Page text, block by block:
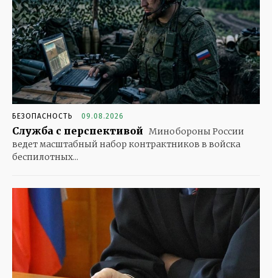
БЕЗОПАСНОСТЬ 09.08.2026
Служба с перспективой Минобороны России
ведет масштабный набор контрактников в войска
беспилотных...